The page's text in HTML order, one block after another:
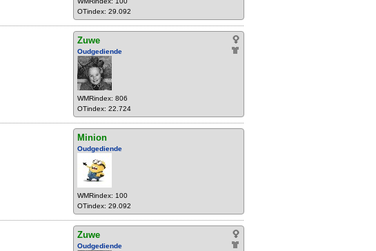
OTindex: 29.092
Zuwe
Oudgediende
WMRindex: 806
OTindex: 22.724
Minion
Oudgediende
WMRindex: 100
OTindex: 29.092
Zuwe
Oudgediende